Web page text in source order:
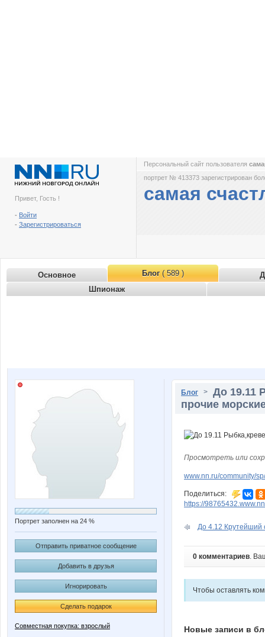
Привет, Гость !
- Войти
- Зарегистрироваться
Персональный сайт пользователя
портрет № 413373 зарегистрирован
самая
Основное Блог( 589 )
Шпионаж
Портрет заполнен на 24 %
Отправить приватное сообщение
Добавить в друзья
Игнорировать
Сделать подарок
Совместная покупка: взрослый
Блог > До 19.11
прочие
Просмотреть или
www.nn.ru/community/
Поделиться:
https://
До 4.12 Крутейший
0 комментариев.
Чтобы оставлять
Новые записи в